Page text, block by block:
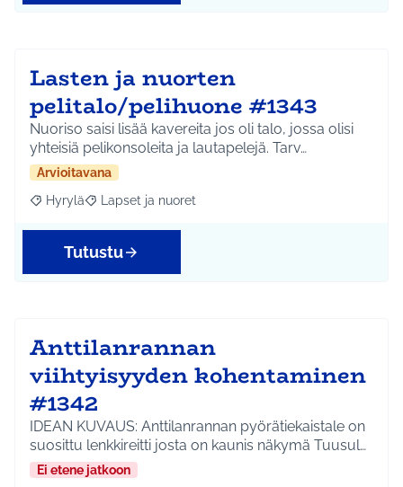
Lasten ja nuorten
pelitalo/pelihuone #1343
Nuoriso saisi lisää kavereita jos oli talo, jossa olisi
yhteisiä pelikonsoleita ja lautapelejä. Tarv…
Arvioitavana
Rajaa tulokset aihepiirin mukaan: Hyrylä
Hyrylä Rajaa tulokset teeman mukaan: Lapset ja nuoret
Lapset ja nuoret
Tutustu
Anttilanrannan
viihtyisyyden kohentaminen
#1342
IDEAN KUVAUS: Anttilanrannan pyörätiekaistale on
suosittu lenkkireitti josta on kaunis näkymä Tuusul…
Ei etene jatkoon